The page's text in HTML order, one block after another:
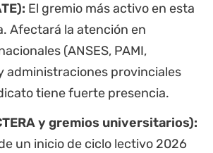
El gremio más activo en esta
Afectará la atención en
(ANSES, PAMI,
administraciones provinciales
tiene fuerte presencia.
y gremios universitarios):
un inicio de ciclo lectivo 2026